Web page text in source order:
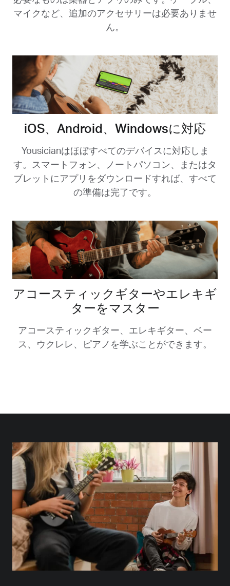
マイクなど、追加のアクセサリーは必要ありませ
ん。
iOS、Android、Windowsに対応
Yousicianはほぼすべてのデバイスに対応しま
す。スマートフォン、ノートパソコン、またはタ
ブレットにアプリをダウンロードすれば、すべて
の準備は完了です。
アコースティックギターやエレキギ
ターをマスター
アコースティックギター、エレキギター、ベー
ス、ウクレレ、ピアノを学ぶことができます。